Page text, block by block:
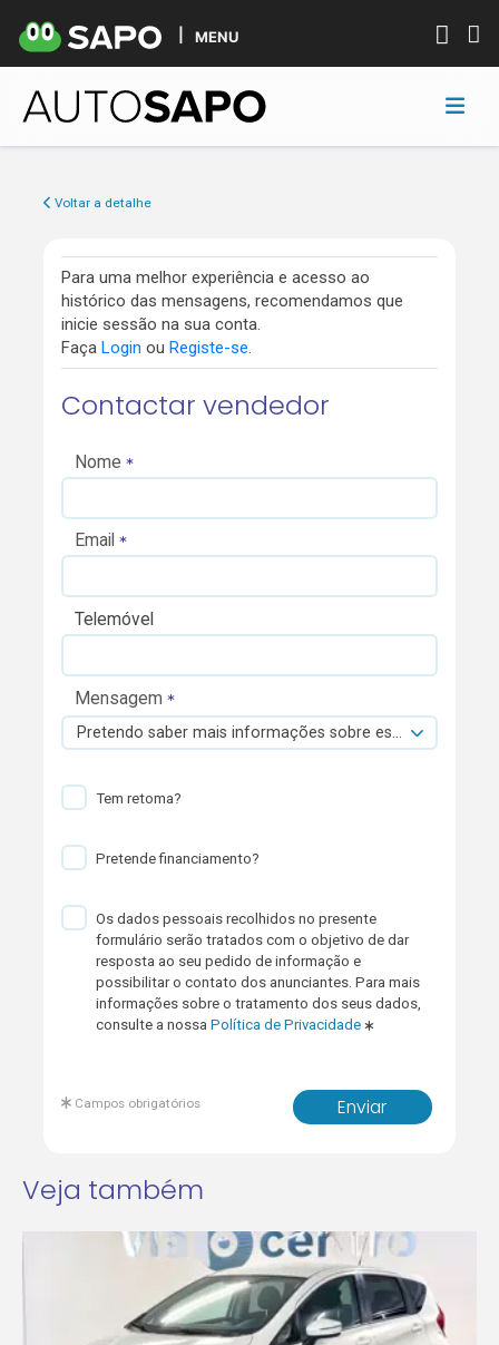
MENU
Voltar a detalhe
Para uma melhor experiência e acesso ao
histórico das mensagens, recomendamos que
inicie sessão na sua conta.
Faça Login ou Registe-se.
Contactar vendedor
Nome
Email
Telemóvel
Mensagem
Pretendo saber mais informações sobre esta viatura.
Tem retoma?
Pretende financiamento?
Os dados pessoais recolhidos no presente
formulário serão tratados com o objetivo de dar
resposta ao seu pedido de informação e
possibilitar o contato dos anunciantes. Para mais
informações sobre o tratamento dos seus dados,
consulte a nossaPolítica de Privacidade
Enviar
Campos obrigatórios
Veja também